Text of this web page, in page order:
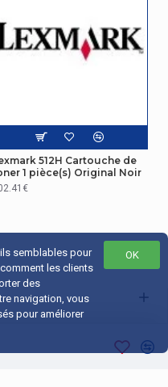
512H Cartouche de
1 pièce(s) Original Noir
OK
semblables pour
les clients
des
navigation, vous
pour améliorer